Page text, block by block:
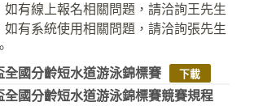
有線上報名相關問題，請洽詢王先生
有系統使用相關問題，請洽詢張先生
全國分齡短水道游泳錦標賽
下載
全國分齡短水道游泳錦標賽競賽規程